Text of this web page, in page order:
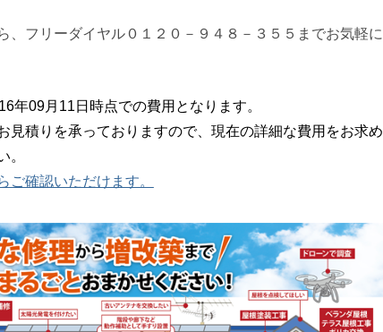
、フリーダイヤル０１２０－９４８－３５５までお気軽に
09月11日時点での費用となります。
積りを承っておりますので、現在の詳細な費用をお求め
。
ご確認いただけます。